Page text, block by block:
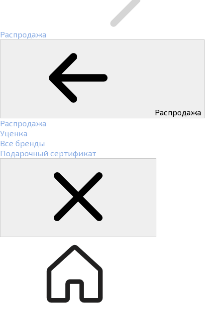
Распродажа
Распродажа
Распродажа
Уценка
Все бренды
Подарочный сертификат